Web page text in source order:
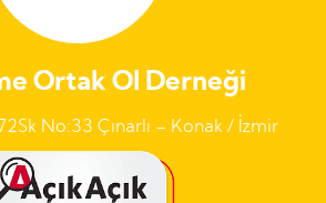
Ortak Ol Derneği
No:33 Çınarlı – Konak / İzmir